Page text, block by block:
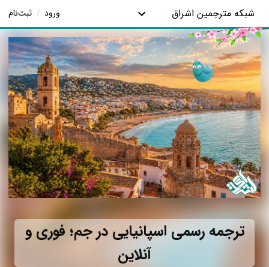
شبکه مترجمین اشراق ورود / ثبت‌نام
ترجمه رسمی اسپانیایی در جم؛ فوری و
آنلاین